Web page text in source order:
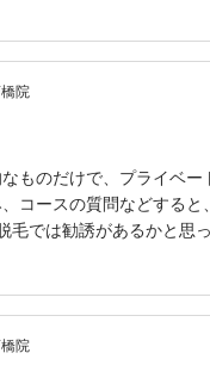
院
ものだけで、プライベ
コースの質問などする
では勧誘があるかと思
院